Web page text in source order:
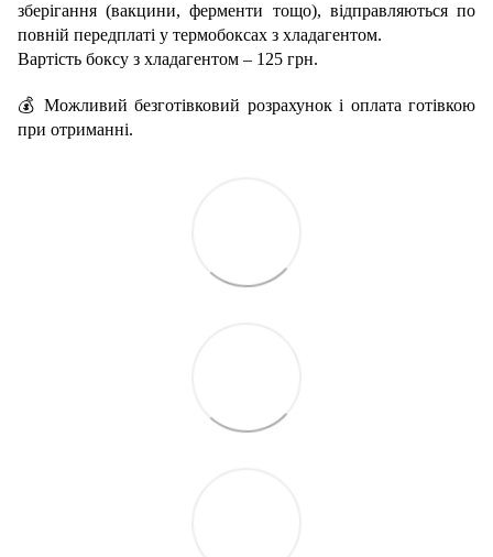
зберігання (вакцини, ферменти тощо), відправляються по
повній передплаті у термобоксах з хладагентом.
Вартість боксу з хладагентом – 125 грн.
💰 Можливий безготівковий розрахунок і оплата готівкою
при отриманні.